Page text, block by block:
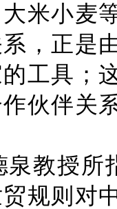
米小麦
，正是
工具；
伙伴关
泉教授所
规则对